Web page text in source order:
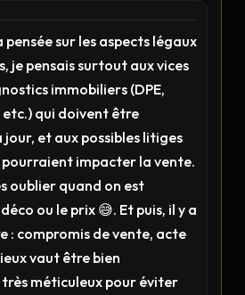
pensée sur les aspects légaux
je pensais surtout aux vices
immobiliers (DPE,
qui doivent être
jour, et aux possibles litiges
pourraient impacter la vente.
oublier quand on est
ou le prix 😅. Et puis, il y a
: compromis de vente, acte
vaut être bien
méticuleux pour éviter